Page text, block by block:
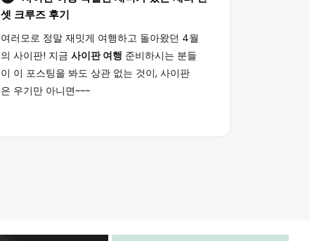
셋 크루즈 후기
여러모로 정말 재밋게 여행하고 돌아왔던 4월
의 사이판! 지금 사이판 여행 준비하시는 분들
이 이 포스팅을 봐도 상관 없는 것이, 사이판
은 우기만 아니면~~~